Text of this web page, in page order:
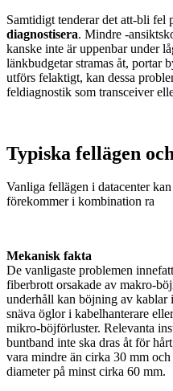
Samtidigt tenderar det att-bli fel
diagnostisera. Mindre -
kanske inte är uppenbar under
länkbudgetar stramas åt, portar
utförs felaktigt, kan dessa
feldiagnostik som transceiver
Typiska fellägen
Vanliga fellägen i datacenter
förekommer i kombination ra
Mekanisk fakta
De vanligaste problemen
fiberbrott orsakade av makro-
underhåll kan böjning av
snäva öglor i kabelhanterare
mikro-böjförluster. Relevanta
buntband inte ska dras åt för
vara mindre än cirka 30 mm
diameter på minst cirka 60 mm.